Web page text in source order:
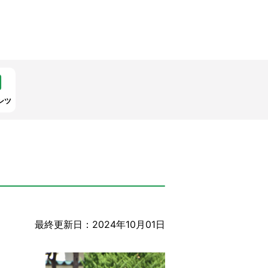
ツ
最終更新日：2024年10月01日